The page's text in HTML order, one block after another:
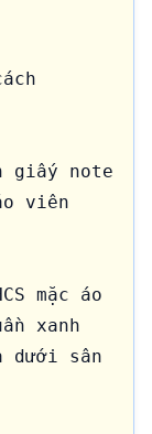
giấy note
viên
mặc áo
xanh
dưới sân